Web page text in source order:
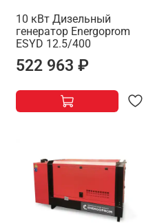
10 кВт Дизельный
генератор Energoprom
ESYD 12.5/400
522 963 ₽